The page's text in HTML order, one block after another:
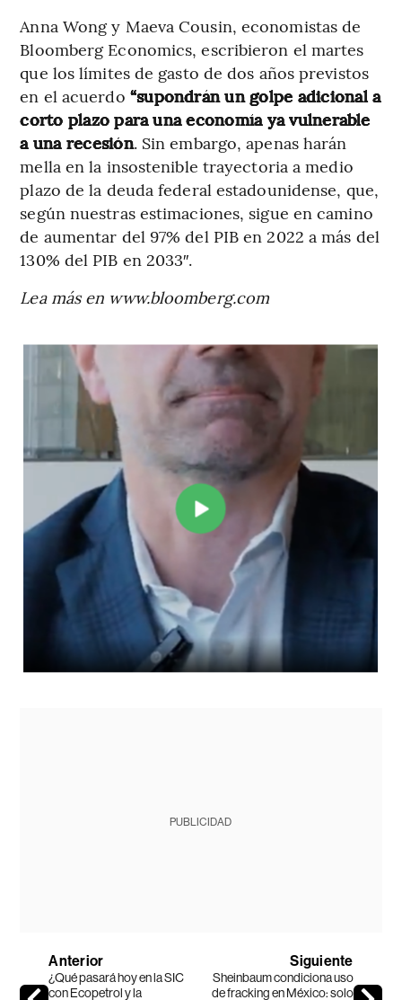
Anna Wong y Maeva Cousin, economistas de
Bloomberg Economics, escribieron el martes
que los límites de gasto de dos años previstos
en el acuerdo “supondrán un golpe adicional a
corto plazo para una economía ya vulnerable
a una recesión. Sin embargo, apenas harán
mella en la insostenible trayectoria a medio
plazo de la deuda federal estadounidense, que,
según nuestras estimaciones, sigue en camino
de aumentar del 97% del PIB en 2022 a más del
130% del PIB en 2033″.
Lea más en www.bloomberg.com
PUBLICIDAD
Anterior
¿Qué pasará hoy en la SIC
con Ecopetrol y la
Siguiente
Sheinbaum condiciona uso
de fracking en México: solo